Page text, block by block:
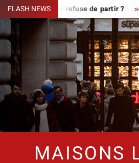
Skip
to
content
FLASH NEWS
le fermier refuse de partir ?
MAISONS